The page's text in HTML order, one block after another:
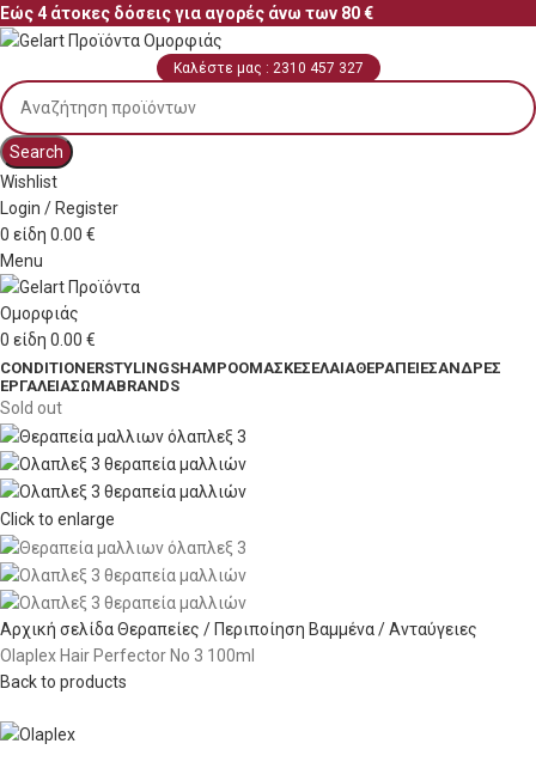
Εώς 4 άτοκες δόσεις για αγορές άνω των 80 €
Καλέστε μας : 2310 457 327
Search
Wishlist
Login / Register
0 είδη 0.00 €
Menu
0 είδη 0.00 €
CONDITIONERSTYLINGSHAMPOOΜΆΣΚΕΣΈΛΑΙΑΘΕΡΑΠΕΊΕΣΆΝΔΡΕΣ
ΕΡΓΑΛΕΊΑΣΏΜΑBRANDS
Sold out
Click to enlarge
Αρχική σελίδαΘεραπείες / Περιποίηση Βαμμένα / Ανταύγειες
Olaplex Hair Perfector Νο 3 100ml
Back to products